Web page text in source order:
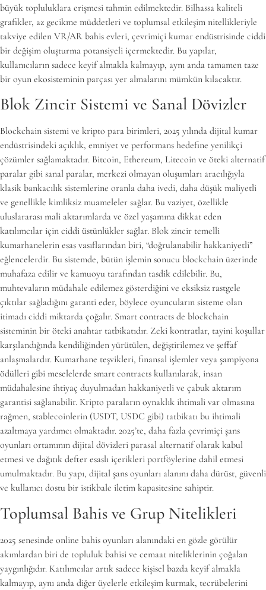
büyük topluluklara erişmesi tahmin edilmektedir. Bilhassa kaliteli
grafikler, az gecikme müddetleri ve toplumsal etkileşim nitellikleriyle
takviye edilen VR/AR bahis evleri, çevrimiçi kumar endüstrisinde ciddi
bir değişim oluşturma potansiyeli içermektedir. Bu yapılar,
kullanıcıların sadece keyif almakla kalmayıp, aynı anda tamamen taze
bir oyun ekosisteminin parçası yer almalarını mümkün kılacaktır.
Blok Zincir Sistemi ve Sanal Dövizler
Blockchain sistemi ve kripto para birimleri, 2025 yılında dijital kumar
endüstrisindeki açıklık, emniyet ve performans hedefine yenilikçi
çözümler sağlamaktadır. Bitcoin, Ethereum, Litecoin ve öteki alternatif
paralar gibi sanal paralar, merkezi olmayan oluşumları aracılığıyla
klasik bankacılık sistemlerine oranla daha ivedi, daha düşük maliyetli
ve genellikle kimliksiz muameleler sağlar. Bu vaziyet, özellikle
uluslararası mali aktarımlarda ve özel yaşamına dikkat eden
katılımcılar için ciddi üstünlükler sağlar. Blok zincir temelli
kumarhanelerin esas vasıflarından biri, “doğrulanabilir hakkaniyetli”
eğlencelerdir. Bu sistemde, bütün işlemin sonucu blockchain üzerinde
muhafaza edilir ve kamuoyu tarafından tasdik edilebilir. Bu,
muhtevaların müdahale edilemez gösterdiğini ve eksiksiz rastgele
çıktılar sağladığını garanti eder, böylece oyuncuların sisteme olan
itimadı ciddi miktarda çoğalır. Smart contracts de blockchain
sisteminin bir öteki anahtar tatbikatıdır. Zeki kontratlar, tayini koşullar
karşılandığında kendiliğinden yürütülen, değiştirilemez ve şeffaf
anlaşmalardır. Kumarhane teşvikleri, finansal işlemler veya şampiyona
ödülleri gibi meselelerde smart contracts kullanılarak, insan
müdahalesine ihtiyaç duyulmadan hakkaniyetli ve çabuk aktarım
garantisi sağlanabilir. Kripto paraların oynaklık ihtimali var olmasına
rağmen, stablecoinlerin (USDT, USDC gibi) tatbikatı bu ihtimali
azaltmaya yardımcı olmaktadır. 2025’te, daha fazla çevrimiçi şans
oyunları ortamının dijital dövizleri parasal alternatif olarak kabul
etmesi ve dağıtık defter esaslı içerikleri portföylerine dahil etmesi
umulmaktadır. Bu yapı, dijital şans oyunları alanını daha dürüst, güvenli
ve kullanıcı dostu bir istikbale iletim kapasitesine sahiptir.
Toplumsal Bahis ve Grup Nitelikleri
2025 senesinde online bahis oyunları alanındaki en gözle görülür
akımlardan biri de topluluk bahisi ve cemaat niteliklerinin çoğalan
yaygınlığıdır. Katılımcılar artık sadece kişisel bazda keyif almakla
kalmayıp, aynı anda diğer üyelerle etkileşim kurmak, tecrübelerini